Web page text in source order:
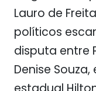
Lauro de
políticos
disputa entre
Denise